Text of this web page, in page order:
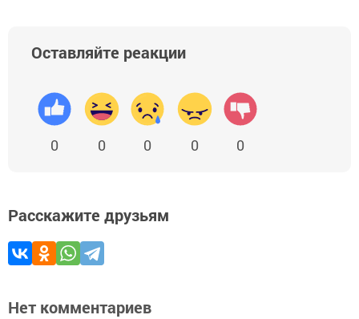
Оставляйте реакции
0 0 0 0 0
Расскажите друзьям
Нет комментариев